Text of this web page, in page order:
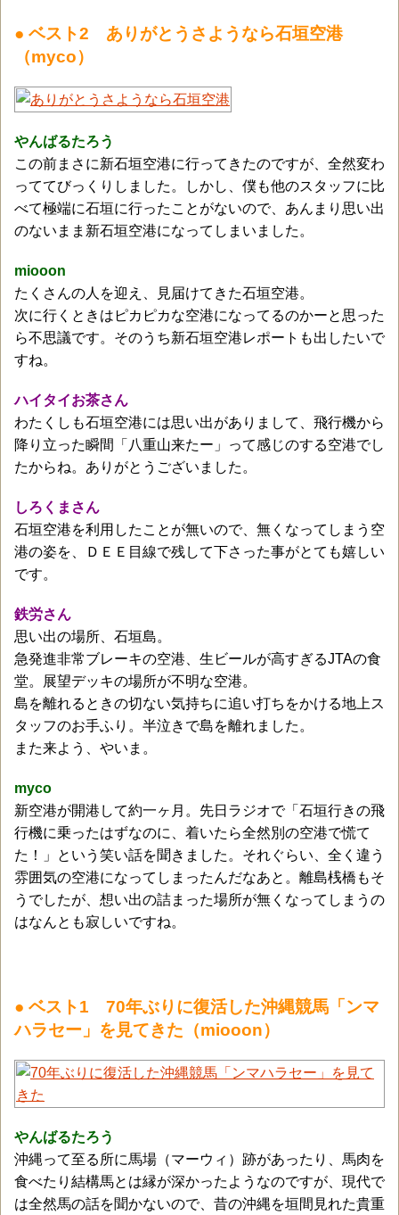
● ベスト2 ありがとうさようなら石垣空港
（myco）
やんばるたろう
この前まさに新石垣空港に行ってきたのですが、全然変わ
っててびっくりしました。しかし、僕も他のスタッフに比
べて極端に石垣に行ったことがないので、あんまり思い出
のないまま新石垣空港になってしまいました。
miooon
たくさんの人を迎え、見届けてきた石垣空港。
次に行くときはピカピカな空港になってるのかーと思った
ら不思議です。そのうち新石垣空港レポートも出したいで
すね。
ハイタイお茶さん
わたくしも石垣空港には思い出がありまして、飛行機から
降り立った瞬間「八重山来たー」って感じのする空港でし
たからね。ありがとうございました。
しろくまさん
石垣空港を利用したことが無いので、無くなってしまう空
港の姿を、ＤＥＥ目線で残して下さった事がとても嬉しい
です。
鉄労さん
思い出の場所、石垣島。
急発進非常ブレーキの空港、生ビールが高すぎるJTAの食
堂。展望デッキの場所が不明な空港。
島を離れるときの切ない気持ちに追い打ちをかける地上ス
タッフのお手ふり。半泣きで島を離れました。
また来よう、やいま。
myco
新空港が開港して約一ヶ月。先日ラジオで「石垣行きの飛
行機に乗ったはずなのに、着いたら全然別の空港で慌て
た！」という笑い話を聞きました。それぐらい、全く違う
雰囲気の空港になってしまったんだなあと。離島桟橋もそ
うでしたが、想い出の詰まった場所が無くなってしまうの
はなんとも寂しいですね。
● ベスト1 70年ぶりに復活した沖縄競馬「ンマ
ハラセー」を見てきた（miooon）
やんばるたろう
沖縄って至る所に馬場（マーウィ）跡があったり、馬肉を
食べたり結構馬とは縁が深かったようなのですが、現代で
は全然馬の話を聞かないので、昔の沖縄を垣間見れた貴重